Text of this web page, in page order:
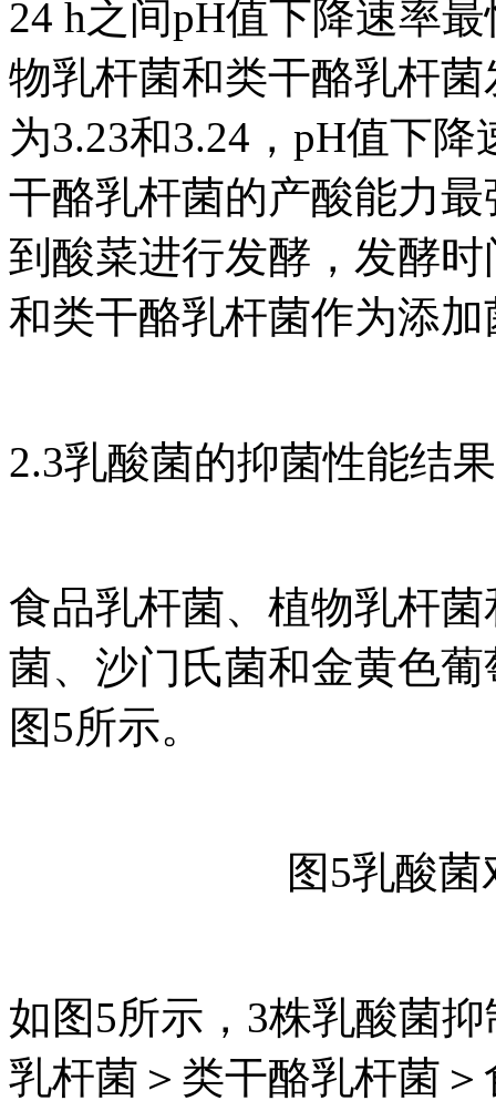
24 h之间pH值下降速率
物乳杆菌和类干酪乳杆
为3.23和3.24，pH值下
干酪乳杆菌的产酸能力
到酸菜进行发酵，发酵
和类干酪乳杆菌作为添加
2.3乳酸菌的抑菌性能结果
食品乳杆菌、植物乳杆
菌、沙门氏菌和金黄色
图5所示。
图5乳酸
如图5所示，3株乳酸菌
乳杆菌＞类干酪乳杆菌